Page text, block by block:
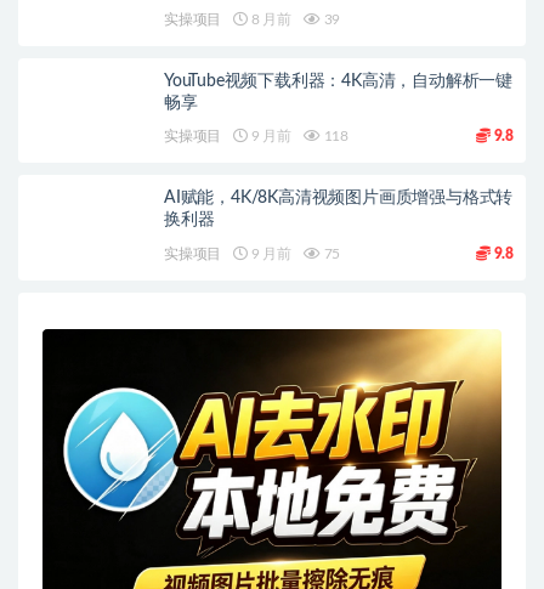
实操项目 8 月前 39
YouTube视频下载利器：4K高清，自动解析一键
畅享
实操项目 9 月前 118 9.8
AI赋能，4K/8K高清视频图片画质增强与格式转
换利器
实操项目 9 月前 75 9.8